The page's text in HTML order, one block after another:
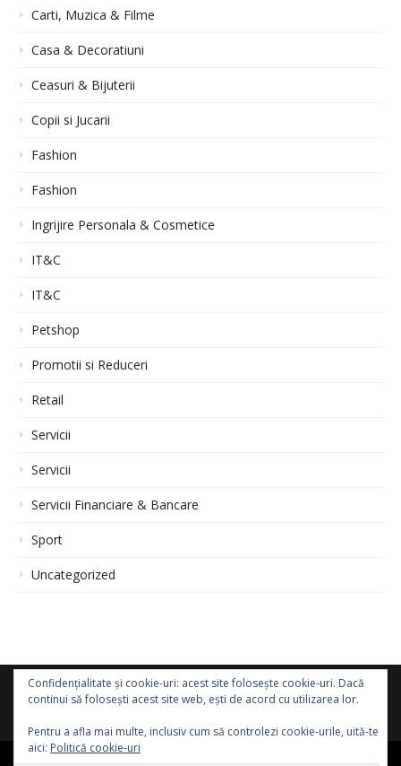
Carti, Muzica & Filme
Casa & Decoratiuni
Ceasuri & Bijuterii
Copii si Jucarii
Fashion
Fashion
Ingrijire Personala & Cosmetice
IT&C
IT&C
Petshop
Promotii si Reduceri
Retail
Servicii
Servicii
Servicii Financiare & Bancare
Sport
Uncategorized
Confidențialitate și cookie-uri: acest site folosește cookie-uri. Dacă
continui să folosești acest site web, ești de acord cu utilizarea lor.
Pentru a afla mai multe, inclusiv cum să controlezi cookie-urile, uită-te
aici: Politică cookie-uri